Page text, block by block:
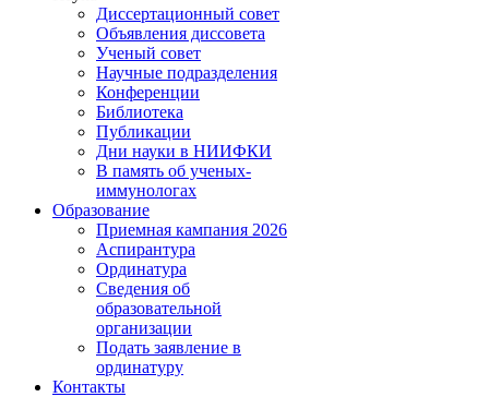
Диссертационный совет
Объявления диссовета
Ученый совет
Научные подразделения
Конференции
Библиотека
Публикации
Дни науки в НИИФКИ
В память об ученых-
иммунологах
Образование
Приемная кампания 2026
Аспирантура
Ординатура
Сведения об
образовательной
организации
Подать заявление в
ординатуру
Контакты